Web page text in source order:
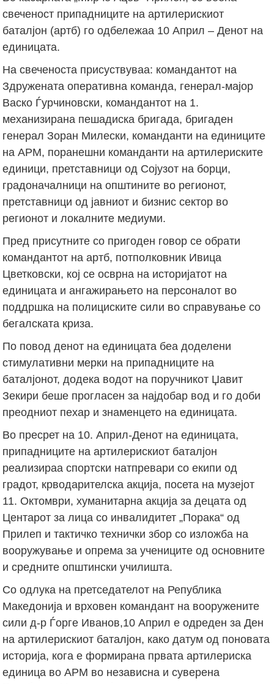
свеченост припадниците на артилерискиот
баталјон (артб) го одбележаа 10 Април – Денот на
единицата.
На свеченоста присуствуваа: командантот на
Здружената оперативна команда, генерал-мајор
Васко Ѓурчиновски, командантот на 1.
механизирана пешадиска бригада, бригаден
генерал Зоран Милески, команданти на единиците
на АРМ, поранешни команданти на артилериските
единици, претставници од Сојузот на борци,
градоначалници на општините во регионот,
претставници од јавниот и бизнис сектор во
регионот и локалните медиуми.
Пред присутните со пригоден говор се обрати
командантот на артб, потполковник Ивица
Цветковски, кој се осврна на историјатот на
единицата и ангажирањето на персоналот во
поддршка на полициските сили во справување со
бегалската криза.
По повод денот на единицата беа доделени
стимулативни мерки на припадниците на
баталјонот, додека водот на поручникот Џавит
Зекири беше прогласен за најдобар вод и го доби
преодниот пехар и знаменцето на единицата.
Во пресрет на 10. Април-Денот на единицата,
припадниците на артилерискиот баталјон
реализираа спортски натпревари со екипи од
градот, крводарителска акција, посета на музејот
11. Октомври, хуманитарна акција за децата од
Центарот за лица со инвалидитет „Порака“ од
Прилеп и тактичко технички збор со изложба на
вооружување и опрема за учениците од основните
и средните општински училишта.
Со одлука на претседателот на Република
Македонија и врховен командант на вооружените
сили д-р Ѓорге Иванов,10 Април е одреден за Ден
на артилерискиот баталјон, како датум од поновата
историја, кога е формирана првата артилериска
единица во АРМ во независна и суверена